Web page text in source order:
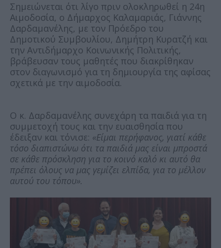
Σημειώνεται ότι λίγο πριν ολοκληρωθεί η 24η
Αιμοδοσία, ο Δήμαρχος Καλαμαριάς, Γιάννης
Δαρδαμανέλης, με τον Πρόεδρο του
Δημοτικού Συμβουλίου, Δημήτρη Κυρατζή και
την Αντιδήμαρχο Κοινωνικής Πολιτικής,
βράβευσαν τους μαθητές που διακρίθηκαν
στον διαγωνισμό για τη δημιουργία της αφίσας
σχετικά με την αιμοδοσία.
Ο κ. Δαρδαμανέλης συνεχάρη τα παιδιά για τη
συμμετοχή τους και την ευαισθησία που
έδειξαν και τόνισε: «Είμαι περήφανος, γιατί κάθε
τόσο διαπιστώνω ότι τα παιδιά μας είναι μπροστά
σε κάθε πρόσκληση για το κοινό καλό κι αυτό θα
πρέπει όλους να μας γεμίζει ελπίδα, για το μέλλον
αυτού του τόπου».